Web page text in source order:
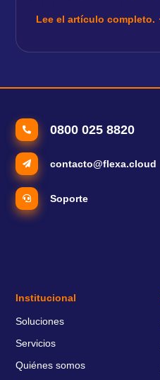
Lee el artículo completo.
0800 025 8820
contacto@flexa.cloud
Soporte
Institucional
Soluciones
Servicios
Quiénes somos